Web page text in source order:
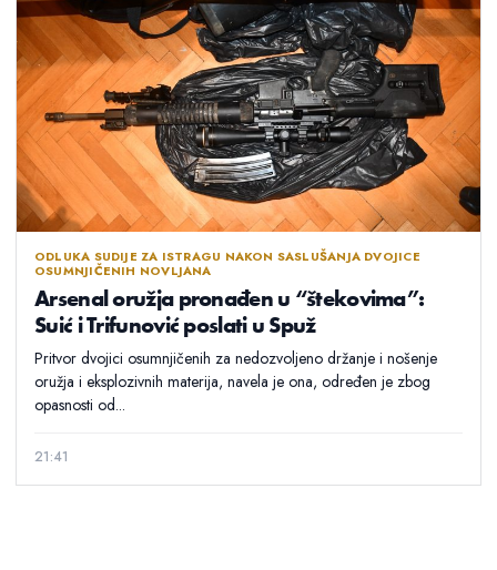
ODLUKA SUDIJE ZA ISTRAGU NAKON SASLUŠANJA DVOJICE
OSUMNJIČENIH NOVLJANA
Arsenal oružja pronađen u “štekovima”:
Suić i Trifunović poslati u Spuž
Pritvor dvojici osumnjičenih za nedozvoljeno držanje i nošenje
oružja i eksplozivnih materija, navela je ona, određen je zbog
opasnosti od...
21:41